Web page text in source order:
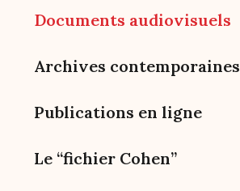
Documents audiovisuels
Archives contemporaines
Publications en ligne
Le “fichier Cohen”